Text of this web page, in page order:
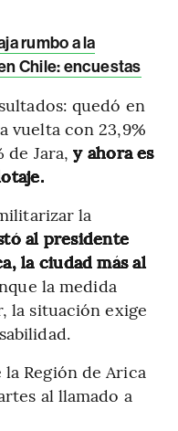
rumbo a la
Chile: encuestas
quedó en
vuelta con 23,9%
Jara, y ahora es
la
al presidente
la ciudad más al
la medida
la situación exige
Región de Arica
al llamado a